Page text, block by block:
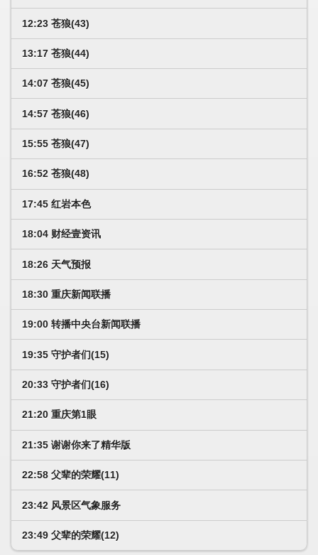
12:23 苍狼(43)
13:17 苍狼(44)
14:07 苍狼(45)
14:57 苍狼(46)
15:55 苍狼(47)
16:52 苍狼(48)
17:45 红岩本色
18:04 财经壹资讯
18:26 天气预报
18:30 重庆新闻联播
19:00 转播中央台新闻联播
19:35 守护者们(15)
20:33 守护者们(16)
21:20 重庆第1眼
21:35 谢谢你来了精华版
22:58 父辈的荣耀(11)
23:42 风景区气象服务
23:49 父辈的荣耀(12)